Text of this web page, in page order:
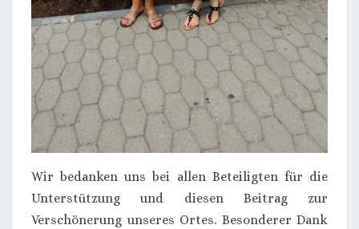
Wir bedanken uns bei allen Beteiligten für die
Unterstützung und diesen Beitrag zur
Verschönerung unseres Ortes. Besonderer Dank